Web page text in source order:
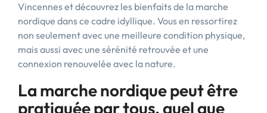
Vincennes et découvrez les bienfaits de la marche
nordique dans ce cadre idyllique. Vous en ressortirez
non seulement avec une meilleure condition physique,
mais aussi avec une sérénité retrouvée et une
connexion renouvelée avec la nature.
La marche nordique peut être
pratiquée par tous, quel que